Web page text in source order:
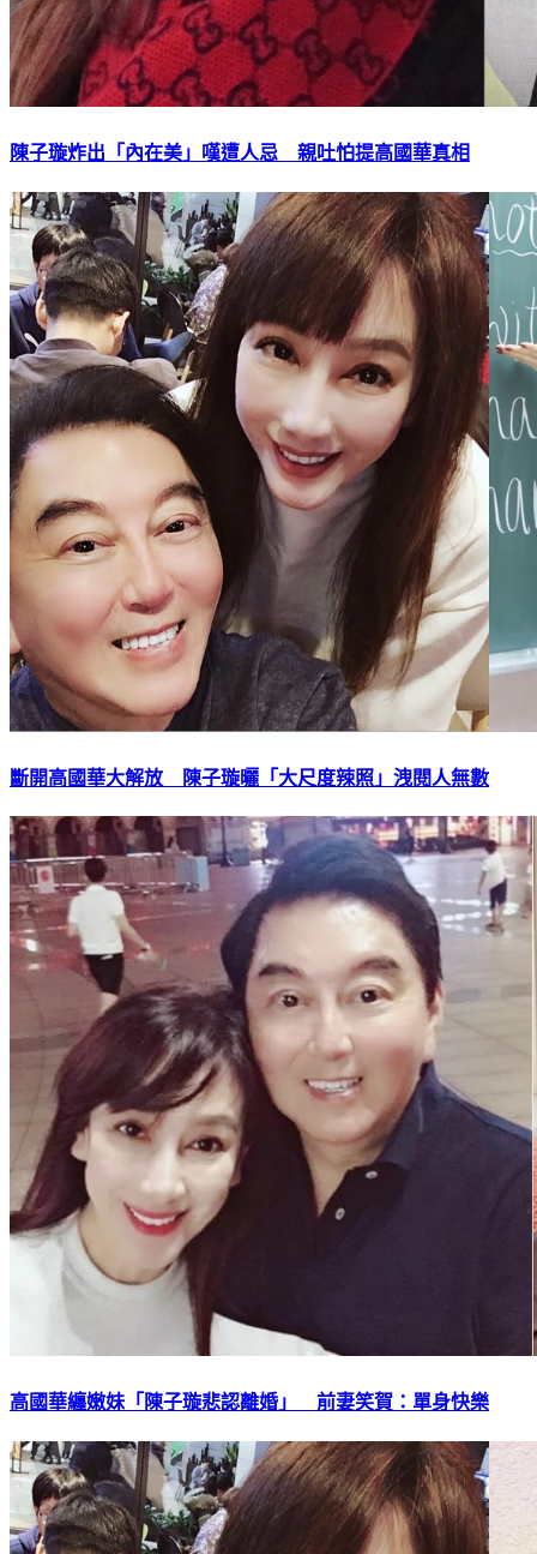
陳子璇炸出「內在美」嘆遭人忌 親吐怕提高國華真相
斷開高國華大解放 陳子璇曬「大尺度辣照」洩閱人無數
高國華纏嫩妹「陳子璇悲認離婚」 前妻笑賀：單身快樂